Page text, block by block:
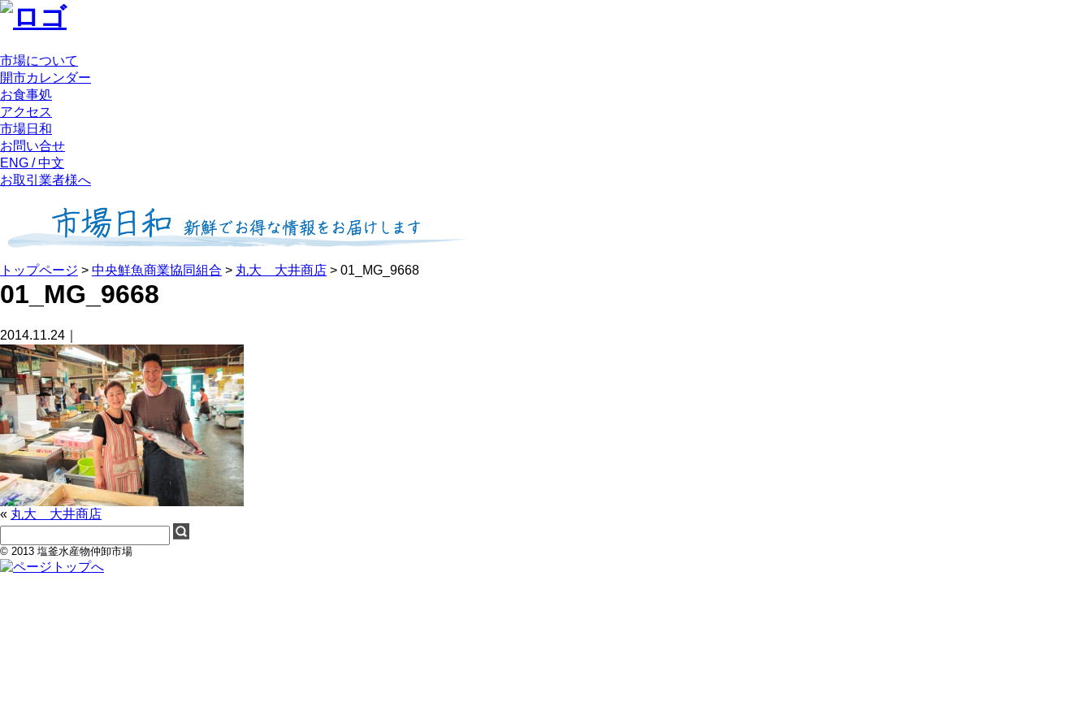
市場について
開市カレンダー
お食事処
アクセス
市場日和
お問い合せ
ENG / 中文
お取引業者様へ
トップページ > 中央鮮魚商業協同組合 > 丸大 大井商店 > 01_MG_9668
01_MG_9668
2014.11.24｜
« 丸大 大井商店
© 2013 塩釜水産物仲卸市場